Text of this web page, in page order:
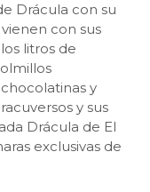
Drácula con su
con sus
litros de
y
y sus
Drácula de El
exclusivas de